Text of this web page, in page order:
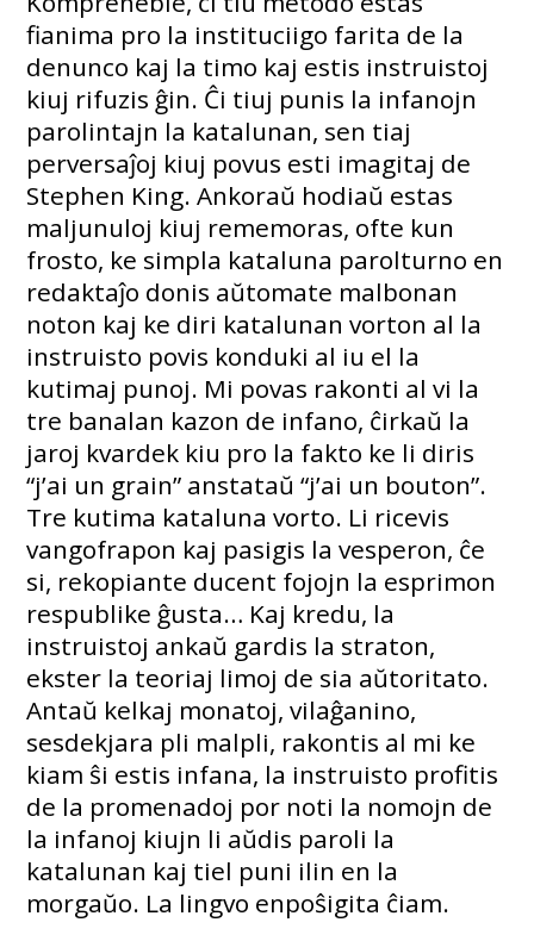
fianima pro la instituciigo farita de la
denunco kaj la timo kaj estis instruistoj
kiuj rifuzis ĝin. Ĉi tiuj punis la infanojn
parolintajn la katalunan, sen tiaj
perversaĵoj kiuj povus esti imagitaj de
Stephen King. Ankoraŭ hodiaŭ estas
maljunuloj kiuj rememoras, ofte kun
frosto, ke simpla kataluna parolturno en
redaktaĵo donis aŭtomate malbonan
noton kaj ke diri katalunan vorton al la
instruisto povis konduki al iu el la
kutimaj punoj. Mi povas rakonti al vi la
tre banalan kazon de infano, ĉirkaŭ la
jaroj kvardek kiu pro la fakto ke li diris
“j’ai un grain” anstataŭ “j’ai un bouton”.
Tre kutima kataluna vorto. Li ricevis
vangofrapon kaj pasigis la vesperon, ĉe
si, rekopiante ducent fojojn la esprimon
respublike ĝusta… Kaj kredu, la
instruistoj ankaŭ gardis la straton,
ekster la teoriaj limoj de sia aŭtoritato.
Antaŭ kelkaj monatoj, vilaĝanino,
sesdekjara pli malpli, rakontis al mi ke
kiam ŝi estis infana, la instruisto profitis
de la promenadoj por noti la nomojn de
la infanoj kiujn li aŭdis paroli la
katalunan kaj tiel puni ilin en la
morgaŭo. La lingvo enpoŝigita ĉiam.